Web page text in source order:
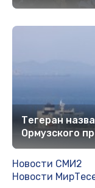
Тегеран
Ормузского
Новости СМИ2
Новости